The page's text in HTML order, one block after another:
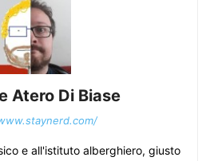
Atero Di Biase
e all'istituto alberghiero, giusto